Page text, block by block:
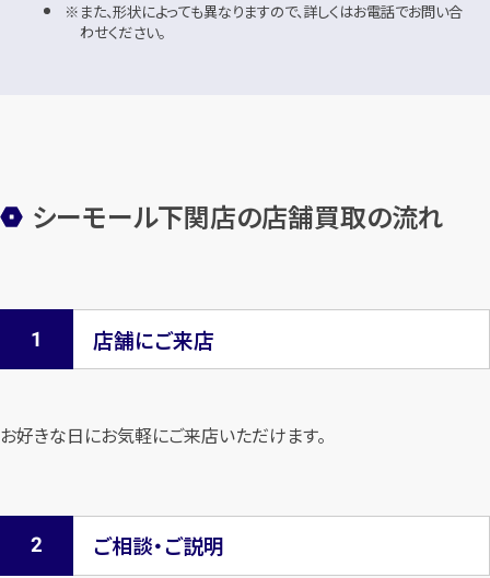
また、形状によっても異なりますので、詳しくはお電話でお問い合
わせください。
シーモール下関店の店舗買取の流れ
店舗にご来店
お好きな日にお気軽にご来店いただけます。
ご相談・ご説明